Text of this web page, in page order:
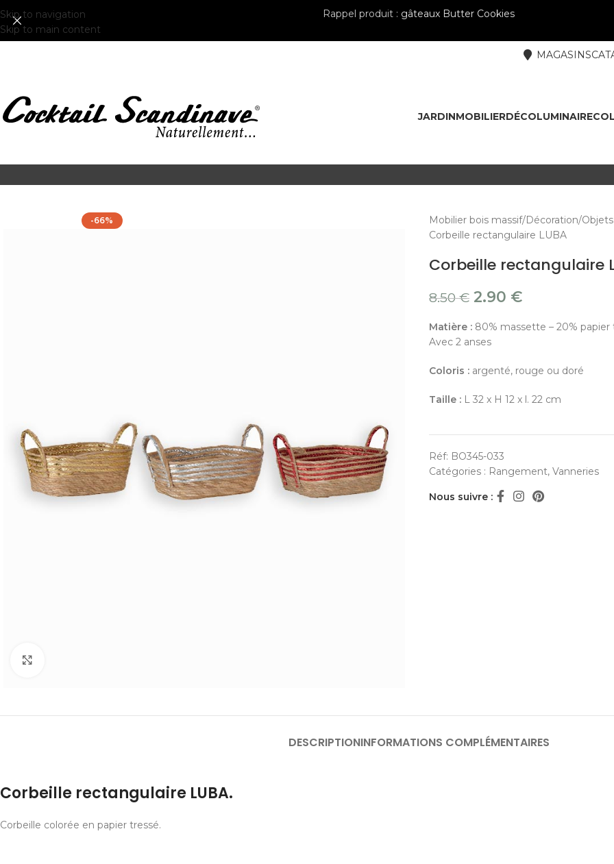
Skip to navigation
Skip to main content
Rappel produit : gâteaux Butter Cookies
MAGASINS
JARDINMOBILIERDÉCOLUMINAIRE
-66% Mobilier bois massif Décoration
Corbeille rectangulaire LUBA
Corbeille rectangulaire
8.50€ 2.90 €
Matière :80% massette – 20% papier
Avec 2 anses
Coloris :argenté, rouge ou doré
Taille :L 32 x H 12 x l. 22 cm
Réf: BO345-033
Catégories : Rangement, Vanneries
Nous suivre :
DESCRIPTIONINFORMATIONS COMPLÉMENTAIRES
Corbeille rectangulaire LUBA.
Corbeille colorée en papier tressé.